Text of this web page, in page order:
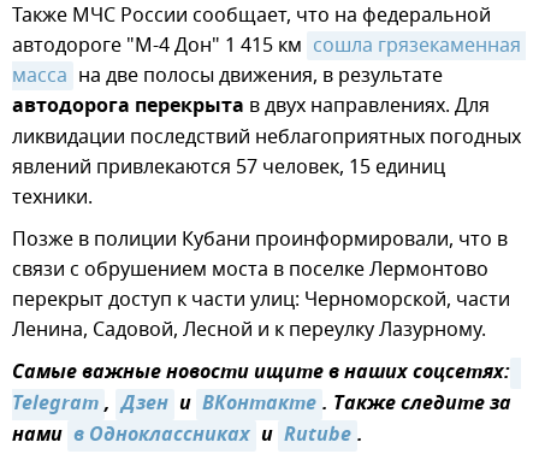
Также МЧС России сообщает, что на федеральной
автодороге "М-4 Дон" 1 415 км сошла грязекаменная
масса на две полосы движения, в результате
автодорога перекрыта в двух направлениях. Для
ликвидации последствий неблагоприятных погодных
явлений привлекаются 57 человек, 15 единиц
техники.
Позже в полиции Кубани проинформировали, что в
связи с обрушением моста в поселке Лермонтово
перекрыт доступ к части улиц: Черноморской, части
Ленина, Садовой, Лесной и к переулку Лазурному.
Самые важные новости ищите в наших соцсетях:
Telegram, Дзен и ВКонтакте. Также следите за
нами в Одноклассниках и Rutube.